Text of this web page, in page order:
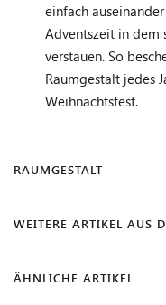
einfach
Adventszeit in dem
verstauen. So
Raumgestalt jedes
Weihnachtsfest.
RAUMGESTALT
WEITERE ARTIKEL AUS
ÄHNLICHE ARTIKEL